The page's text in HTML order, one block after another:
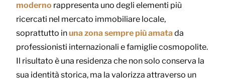
moderno rappresenta uno degli elementi più
ricercati nel mercato immobiliare locale,
soprattutto inuna zona sempre più amata da
professionisti internazionali e famiglie cosmopolite.
Il risultato è una residenza che non solo conserva la
sua identità storica, ma la valorizza attraverso un